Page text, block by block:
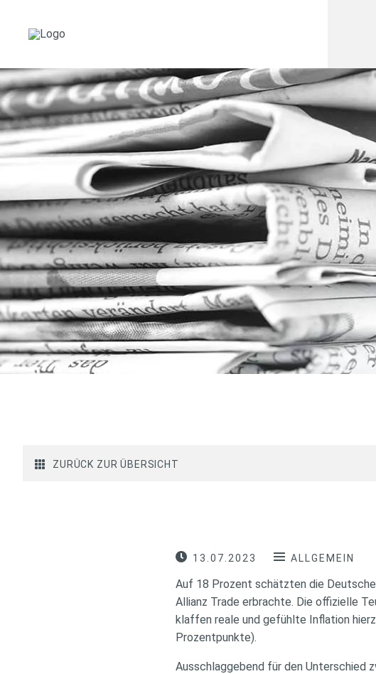
ZURÜCK ZUR ÜBERSICHT
13.07.2023 ALLGEMEIN
Auf 18 Prozent schätzten die
Allianz Trade erbrachte. Die offizielle
klaffen reale und gefühlte Inflation
Prozentpunkte).
Ausschlaggebend für den Unterschied